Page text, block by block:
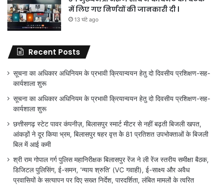
में लिए गए निर्णयों की जानकारी दी l
13 घंटे ago
Recent Posts
सूचना का अधिकार अधिनियम के प्रभावी क्रियान्वयन हेतु दो दिवसीय प्रशिक्षण-सह-
कार्यशाला शुरू
सूचना का अधिकार अधिनियम के प्रभावी क्रियान्वयन हेतु दो दिवसीय प्रशिक्षण-सह-
कार्यशाला शुरू
छत्तीसगढ़ स्टेट पावर कंपनीज़, बिलासपुर स्मार्ट मीटर से नहीं बढ़ती बिजली खपत,
आंकड़ों ने दूर किया भ्रम, बिलासपुर षहर वृत्त केे 81 प्रतिशत उपभोक्ताओं के बिजली
बिल में आई कमी
श्री राम गोपाल गर्ग पुलिस महानिरीक्षक बिलासपुर रेंज ने ली रेंज स्तरीय समीक्षा बैठक,
डिजिटल पुलिसिंग, ई-समन, ‘न्याय श्रुति’ (VC गवाही), ई-साक्ष्य और अवैध
प्रवासियों के सत्यापन पर दिए सख्त निर्देश, पारदर्शिता, लंबित मामलों के त्वरित